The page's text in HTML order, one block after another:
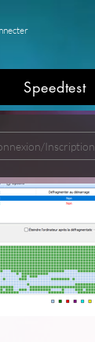
Speedtest
Inscription